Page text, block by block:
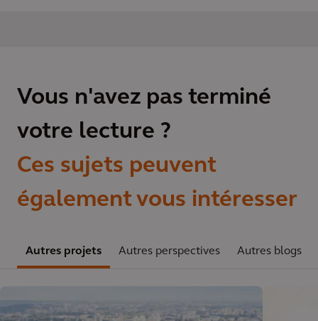
Vous n'avez pas terminé
votre lecture ?
Ces sujets peuvent
également vous intéresser
Autres projets Autres perspectives Autres blogs